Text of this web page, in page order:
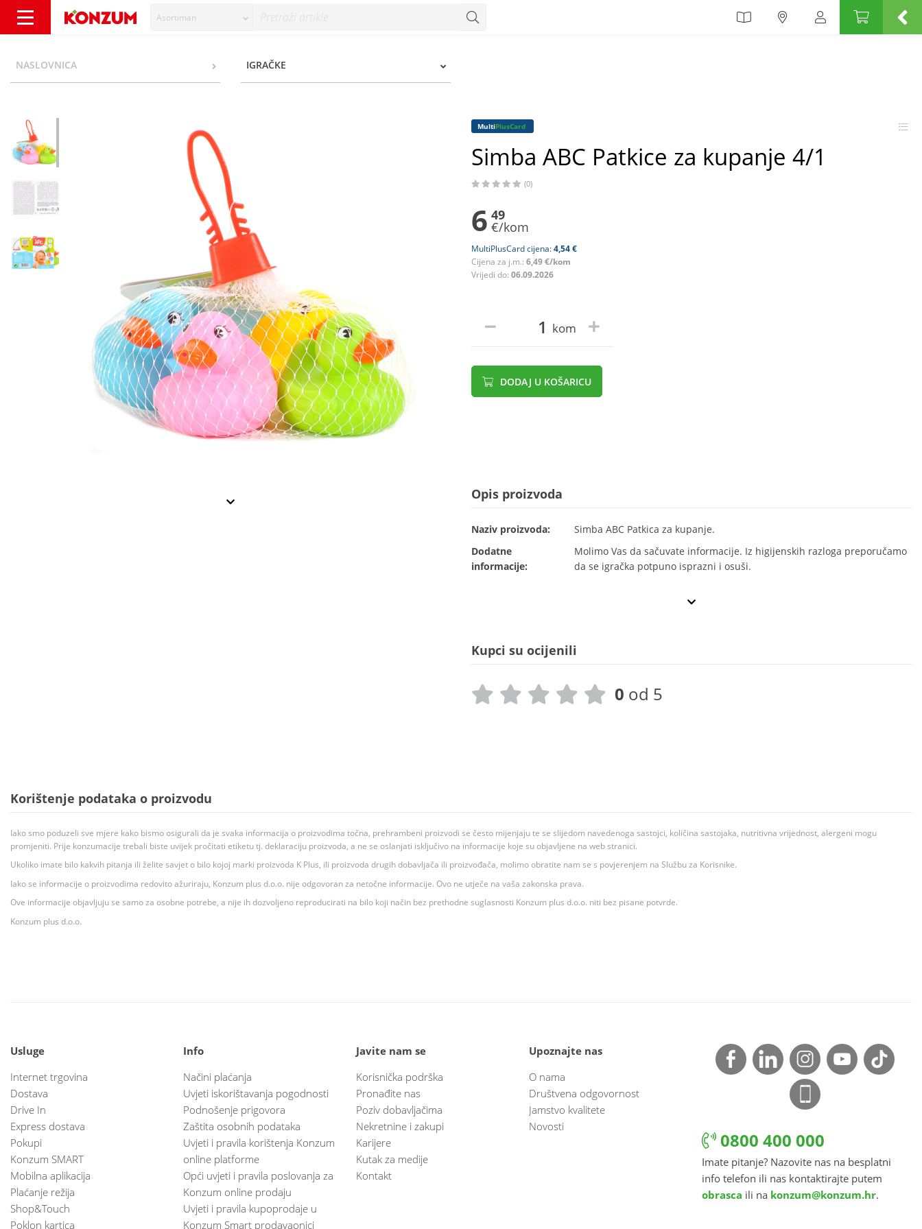
Asortiman
NASLOVNICA IGRAČKE
MultiPlusCard
Simba ABC Patkice za kupanje 4/1
(0)
6 49
€/kom
MultiPlusCard cijena:4,54 €
Cijena za j.m.: 6,49 €/kom
Vrijedi do: 06.09.2026
kom
DODAJ U KOŠARICU
Opis proizvoda
Naziv proizvoda:
Simba ABC Patkica za kupanje.
Dodatne
informacije:
Molimo Vas da sačuvate informacije. Iz higijenskih razloga preporučamo
da se igračka potpuno isprazni i osuši.
Kupci su ocijenili
0 od 5
Korištenje podataka o proizvodu
Iako smo poduzeli sve mjere kako bismo osigurali da je svaka informacija o proizvodima točna, prehrambeni proizvodi se često mijenjaju te se slijedom navedenoga sastojci, količina sastojaka, nutritivna vrijednost, alergeni mogu
promjeniti. Prije konzumacije trebali biste uvijek pročitati etiketu tj. deklaraciju proizvoda, a ne se oslanjati isključivo na informacije koje su objavljene na web stranici.
Ukoliko imate bilo kakvih pitanja ili želite savjet o bilo kojoj marki proizvoda K Plus, ili proizvoda drugih dobavljača ili proizvođača, molimo obratite nam se s povjerenjem na Službu za Korisnike.
Iako se informacije o proizvodima redovito ažuriraju, Konzum plus d.o.o. nije odgovoran za netočne informacije. Ovo ne utječe na vaša zakonska prava.
Ove informacije objavljuju se samo za osobne potrebe, a nije ih dozvoljeno reproducirati na bilo koji način bez prethodne suglasnosti Konzum plus d.o.o. niti bez pisane potvrde.
Konzum plus d.o.o.
Usluge
Internet trgovina
Dostava
Drive In
Express dostava
Pokupi
Konzum SMART
Mobilna aplikacija
Plaćanje režija
Shop&Touch
Poklon kartica
Info
Načini plaćanja
Uvjeti iskorištavanja pogodnosti
Podnošenje prigovora
Zaštita osobnih podataka
Uvjeti i pravila korištenja Konzum
online platforme
Opći uvjeti i pravila poslovanja za
Konzum online prodaju
Uvjeti i pravila kupoprodaje u
Konzum Smart prodavaonici
Javite nam se
Korisnička podrška
Pronađite nas
Poziv dobavljačima
Nekretnine i zakupi
Karijere
Kutak za medije
Kontakt
Upoznajte nas
O nama
Društvena odgovornost
Jamstvo kvalitete
Novosti
0800 400 000
Imate pitanje? Nazovite nas na besplatni
info telefon ili nas kontaktirajte putem
obrasca ili na konzum@konzum.hr.